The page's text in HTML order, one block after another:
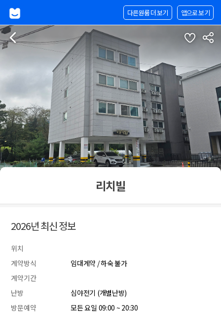
앱으로 보기
다른원룸 더 보기
리치빌
2026년 최신 정보
위치
계약방식
임대계약 / 하숙 불가
계약기간
난방
심야전기 (개별난방)
방문예약
모든 요일 09:00 ~ 20:30